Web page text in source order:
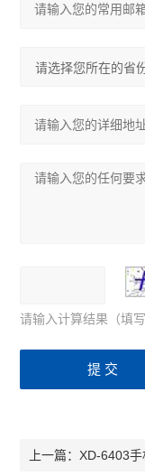
请输入计算结果（填
上一篇：XD-6403